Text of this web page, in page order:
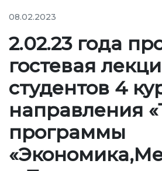
УНИВЕРСИТЕТ
О нас
Обращение ректора
Регламентирующие
Руководство
Коллегиальные органы
08.02.2023
2.02.23 года
гостевая
студентов 4
направления
программы